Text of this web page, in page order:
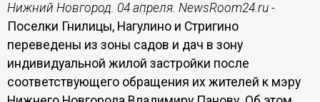
Нижний Новгород. 04 апреля. NewsRoom24.ru -
Поселки Гнилицы, Нагулино и Стригино
переведены из зоны садов и дач в зону
индивидуальной жилой застройки после
соответствующего обращения их жителей к мэру